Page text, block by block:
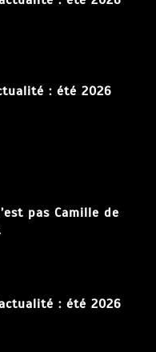
: été 2026
pas Camille de
: été 2026